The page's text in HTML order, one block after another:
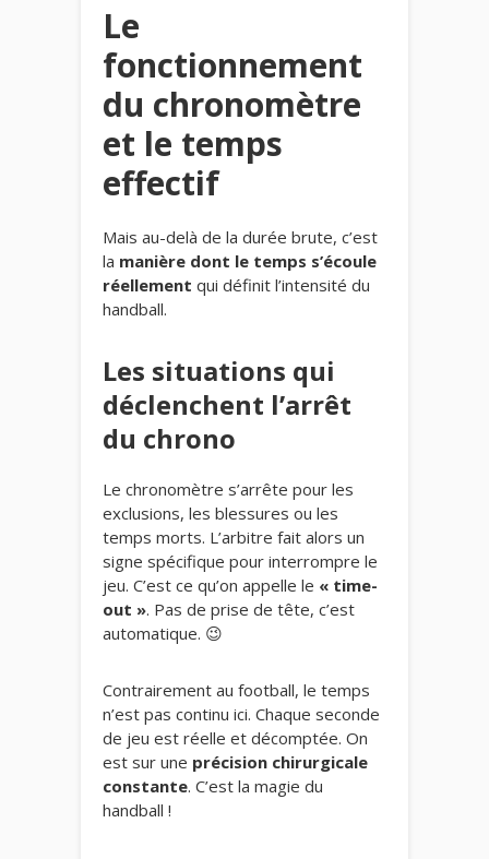
Le
fonctionnement
du chronomètre
et le temps
effectif
Mais au-delà de la durée brute, c’est
la manière dont le temps s’écoule
réellement qui définit l’intensité du
handball.
Les situations qui
déclenchent l’arrêt
du chrono
Le chronomètre s’arrête pour les
exclusions, les blessures ou les
temps morts. L’arbitre fait alors un
signe spécifique pour interrompre le
jeu. C’est ce qu’on appelle le « time-
out ». Pas de prise de tête, c’est
automatique. 😉
Contrairement au football, le temps
n’est pas continu ici. Chaque seconde
de jeu est réelle et décomptée. On
est sur une précision chirurgicale
constante. C’est la magie du
handball !